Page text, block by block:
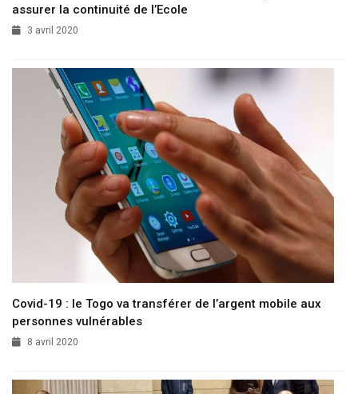
assurer la continuité de l’Ecole
3 avril 2020
Covid-19 : le Togo va transférer de l’argent mobile aux
personnes vulnérables
8 avril 2020